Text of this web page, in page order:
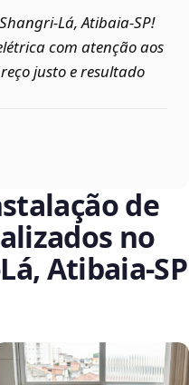
Lá, Atibaia‑SP!
com atenção aos
justo e resultado
de
no
Atibaia‑SP